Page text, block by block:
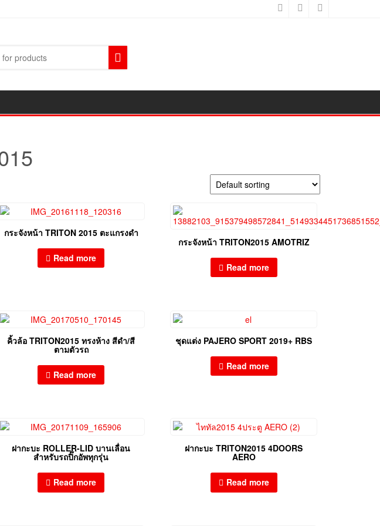
กระจังหน้า TRITON 2015 ตะแกรงดำ
Read more
กระจังหน้า TRITON2015 AMOTRIZ
Read more
คิ้วล้อ TRITON2015 ทรงห้าง สีดำ/สี
ตามตัวรถ
Read more
ชุดแต่ง PAJERO SPORT 2019+ RBS
Read more
ฝากะบะ ROLLER-LID บานเลื่อน
สำหรับรถปิ๊กอัพทุกรุ่น
Read more
ฝากะบะ TRITON2015 4DOORS
AERO
Read more